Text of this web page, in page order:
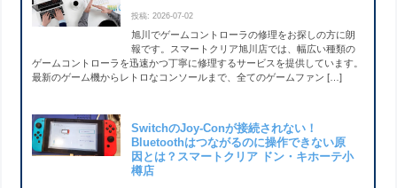
投稿: 2026-07-02
旭川でゲームコントローラの修理をお探しの方に朗
報です。スマートクリア旭川店では、幅広い種類の
ゲームコントローラを迅速かつ丁寧に修理するサービスを提供しています。
最新のゲーム機からレトロなコンソールまで、全てのゲームファン […]
SwitchのJoy-Conが接続されない！
Bluetoothはつながるのに操作できない原
因とは？スマートクリア ドン・キホーテ小
樽店